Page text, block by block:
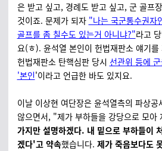
은 받고 싶고, 경례도 받고 싶고, 군 골프
것이죠. 문제가 되자 "나는 국군통수권자
골프를 좀 칠수도 있는거 아니냐?"라고
요(ㅎ). 윤석열 본인이 헌법재판소 얘기
헌법재판소 탄핵심판 당시 선관위 등에
'본인'이라고 언급한 바도 있지요.
이날 이상현 여단장은 윤석열측의 파상공
않으면서, "제가 부하들을 강당으로 모아
가지만 설명하겠다. 내 밑으로 부하들이
겠다'고 약속했습니다. 제가 죽음보다도